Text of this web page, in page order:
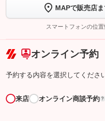
トーク画面で
ボタンを
完了してください。
こ
MAPで販売店
スマートフォンの位
オンライン予約
予約する内容を選択してくださ
来店 オンライン商談予約 ?